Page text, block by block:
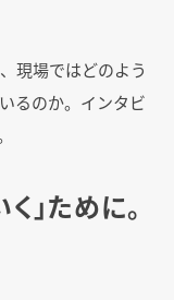
現場ではどのよう
るのか。インタビ
」ために。